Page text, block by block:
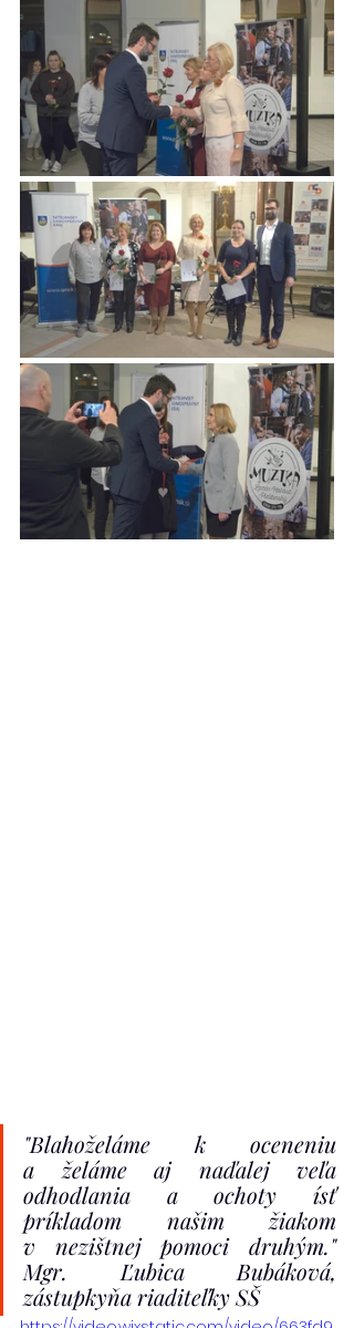
"Blahoželáme k oceneniu
a želáme aj naďalej veľa
odhodlania a ochoty ísť
príkladom našim žiakom
v nezištnej pomoci druhým."
Mgr. Ľubica Bubáková,
zástupkyňa riaditeľky SŠ